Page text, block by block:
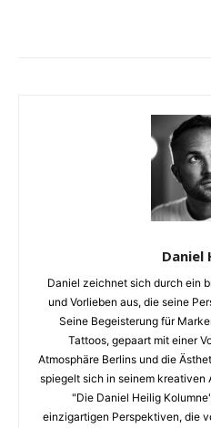
Daniel
Daniel zeichnet sich durch ein
und Vorlieben aus, die seine
Seine Begeisterung für
Tattoos, gepaart mit einer
Atmosphäre Berlins und die
spiegelt sich in seinem kreativen
"Die Daniel Heilig
einzigartigen Perspektiven, die